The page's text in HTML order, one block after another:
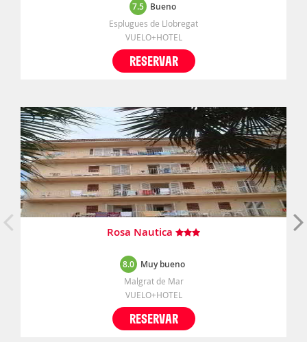
7.5 Bueno
Esplugues de Llobregat
VUELO+HOTEL
RESERVAR
Rosa Nautica
8.0 Muy bueno
Malgrat de Mar
VUELO+HOTEL
RESERVAR